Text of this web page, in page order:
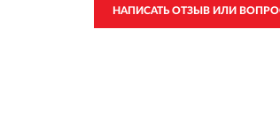
НАПИСАТЬ ОТЗЫВ ИЛИ